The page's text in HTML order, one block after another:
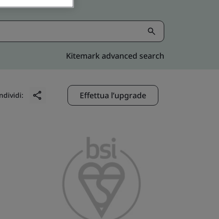
Kitemark advanced search
Effettua l’upgrade